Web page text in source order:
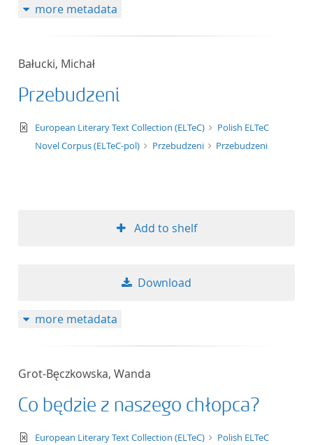
more metadata
Bałucki, Michał
Przebudzeni
text/xml
European Literary Text Collection (ELTeC)
Polish ELTeC
Novel Corpus (ELTeC-pol)
Przebudzeni Przebudzeni
Add to shelf
Download
more metadata
Grot-Bęczkowska, Wanda
Co będzie z naszego chłopca?
text/xml
European Literary Text Collection (ELTeC)
Polish ELTeC